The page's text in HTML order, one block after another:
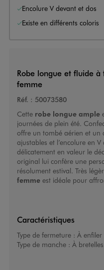
Encolure V devant et dos
Existe en différents coloris
Robe longue et fluide
femme
Réf. : 50073580
Cette robe longue ample
journées de plein été.
offre un tombé aérien et un
ajustables et l’encolure en
délicatement en valeur le
original lui confère une
résolument estival. Très
femmeest idéale pour
Caractéristiques
Type de fermeture : À enfiler
Type de manche : À bretelles